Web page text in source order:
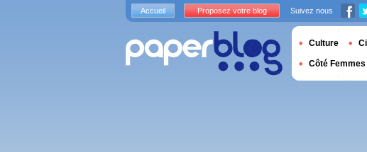
Accueil Proposez votre blog Suivez nous
Culture
Côté Femmes